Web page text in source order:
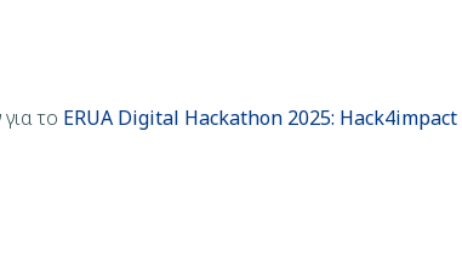
το ERUA Digital Hackathon 2025: Hack4impact